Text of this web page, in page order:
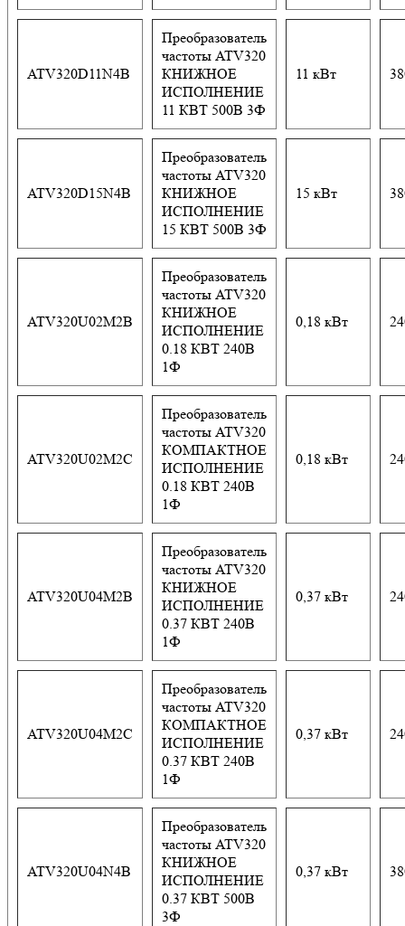
ATV320D11N4B
Преобразователь
частоты ATV320
КНИЖНОЕ
ИСПОЛНЕНИЕ
11 КВТ 500В 3Ф
11 кВт
ATV320D15N4B
Преобразователь
частоты ATV320
КНИЖНОЕ
ИСПОЛНЕНИЕ
15 КВТ 500В 3Ф
15 кВт
ATV320U02M2B
Преобразователь
частоты ATV320
КНИЖНОЕ
ИСПОЛНЕНИЕ
0.18 КВТ 240В
1Ф
0,18 кВт
ATV320U02M2C
Преобразователь
частоты ATV320
КОМПАКТНОЕ
ИСПОЛНЕНИЕ
0.18 КВТ 240В
1Ф
0,18 кВт
ATV320U04M2B
Преобразователь
частоты ATV320
КНИЖНОЕ
ИСПОЛНЕНИЕ
0.37 КВТ 240В
1Ф
0,37 кВт
ATV320U04M2C
Преобразователь
частоты ATV320
КОМПАКТНОЕ
ИСПОЛНЕНИЕ
0.37 КВТ 240В
1Ф
0,37 кВт
ATV320U04N4B
Преобразователь
частоты ATV320
КНИЖНОЕ
ИСПОЛНЕНИЕ
0.37 КВТ 500В
3Ф
0,37 кВт